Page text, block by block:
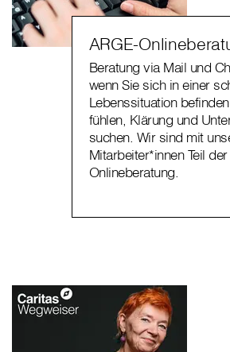
ARGE-
Beratung via Mail und
wenn Sie sich in einer
Lebenssituation
fühlen, Klärung und
suchen. Wir sind mit
Mitarbeiter*innen Teil
Onlineberatung.